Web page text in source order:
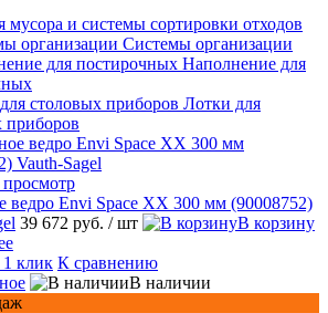
мусора и системы сортировки отходов
Системы организации
Наполнение для
Лотки для
приборов
ведро Envi Space XX 300 мм (90008752)
39 672 руб. / шт
В корзину
клик К сравнению
В наличии